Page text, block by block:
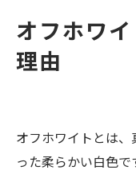
オフホワ
理由
オフホワイトとは
った柔らかい白色